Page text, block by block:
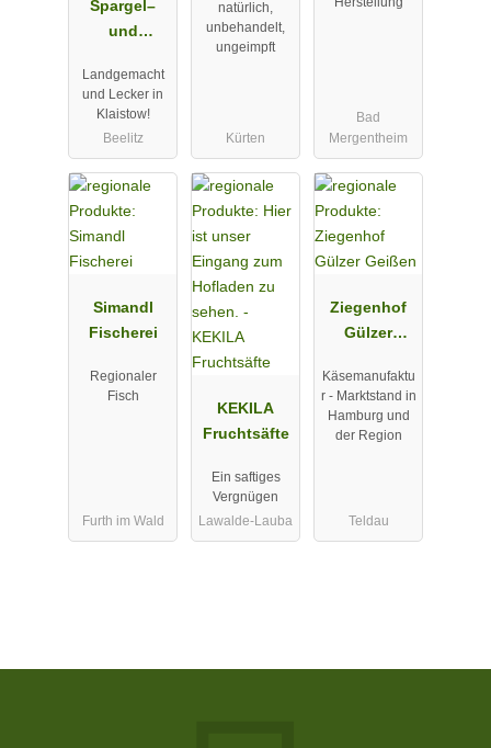
Spargel–
und
Klaistow
Landgemacht
und Lecker in
Klaistow!
Beelitz
natürlich,
unbehandelt,
ungeimpft
Kürten
Bad
Mergentheim
Simandl
Fischerei
Regionaler
Fisch
Furth im Wald
KEKILA
Fruchtsäfte
Ein saftiges
Vergnügen
Lawalde-Lauba
Ziegenhof
Gülzer
Käsemanufaktu
r - Marktstand in
Hamburg und
der Region
Teldau